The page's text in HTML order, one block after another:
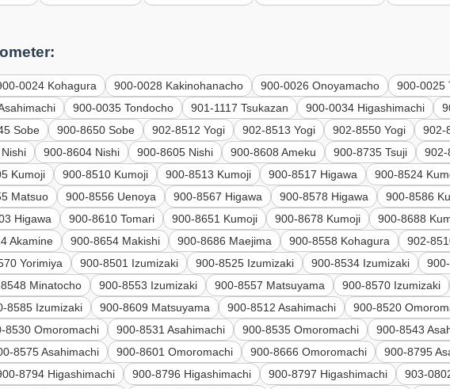
0024 Kohagura 900-0028 Kakinohanacho 900-0026 Onoyamacho 900-0025
900-0035 Tondocho 901-1117 Tsukazan 900-0034 Higashimachi
Sobe 900-8650 Sobe 902-8512 Yogi 902-8513 Yogi 902-8550 Yogi 902-
900-8604 Nishi 900-8605 Nishi 900-8608 Ameku 900-8735 Tsuji 902-
Kumoji 900-8510 Kumoji 900-8513 Kumoji 900-8517 Higawa 900-8524
Matsuo 900-8556 Uenoya 900-8567 Higawa 900-8578 Higawa 900-8586
Higawa 900-8610 Tomari 900-8651 Kumoji 900-8678 Kumoji 900-8688
Akamine 900-8654 Makishi 900-8686 Maejima 900-8558 Kohagura 902-
Yorimiya 900-8501 Izumizaki 900-8525 Izumizaki 900-8534 Izumizaki
Minatocho 900-8553 Izumizaki 900-8557 Matsuyama 900-8570 Izumizaki
8585 Izumizaki 900-8609 Matsuyama 900-8512 Asahimachi 900-8520
8530 Omoromachi 900-8531 Asahimachi 900-8535 Omoromachi 900-8543
8575 Asahimachi 900-8601 Omoromachi 900-8666 Omoromachi 900-8795
8794 Higashimachi 900-8796 Higashimachi 900-8797 Higashimachi
903-